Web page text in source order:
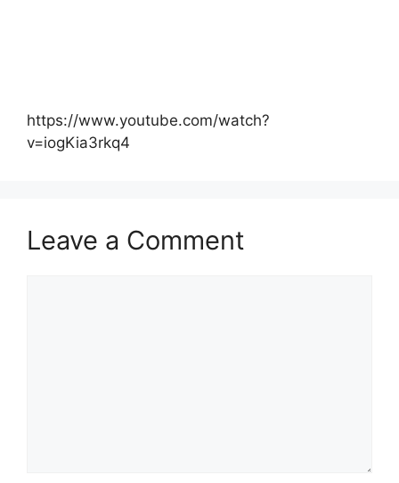
https://www.youtube.com/watch?
v=iogKia3rkq4
Leave a Comment